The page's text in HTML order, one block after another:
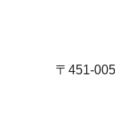
〒451-